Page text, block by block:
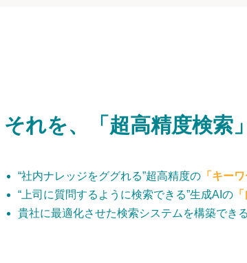
それを、「超高精度検索
“社内ナレッジをググれる”超高精度の 「キー
“上司に質問するように検索できる”生成AIの
貴社に最適化させた検索システムを構築できる